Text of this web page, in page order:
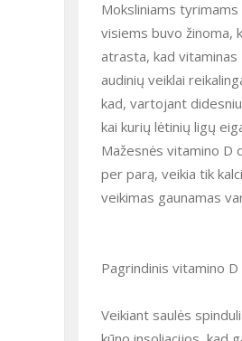
Moksliniams
visiems buvo žinoma,
atrasta, kad vitaminas
audinių veiklai
kad, vartojant
kai kurių lėtinių ligų
Mažesnės vitamino D
per parą, veikia tik
veikimas gaunamas
Pagrindinis vitamino D
Veikiant saulės